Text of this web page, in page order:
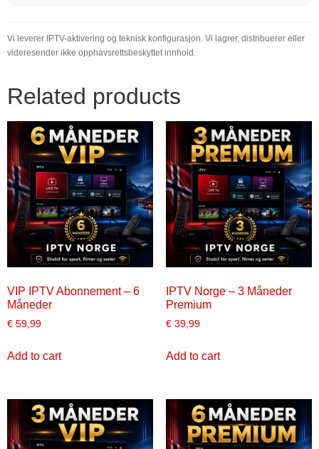
Vi leverer IPTV-aktivering og teknisk konfigurasjon. Vi lagrer, distribuerer eller
videresender ikke opphavsrettsbeskyttet innhold.
Related products
VIP IPTV Abonnement – 6
Måneder
€ 59,99
Add to cart
IPTV Norge – 3 Måneder
Premium
€39,99
Add to cart